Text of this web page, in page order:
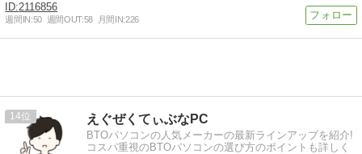
2116856
週間IN:50 週間OUT:58 月間IN:226
14 えぐぜくてぃぶなPC
BTOパソコンの人気メーカーの最新ラインアップを紹介!
コスパ重視のBTOパソコンの選び方のポイントも詳しく